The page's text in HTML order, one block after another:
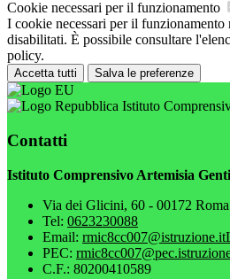
Cookie necessari per il funzionamento
I cookie necessari per il funzionamento
disabilitati. È possibile consultare
policy.
Accetta tutti Salva le preferenze
Istituto
Contatti
Istituto Comprensivo Artemisia
Via dei Glicini, 60 - 00172
Tel: 0623230088
Email: rmic8cc007@istruzione.it
PEC:
C.F.: 80200410589